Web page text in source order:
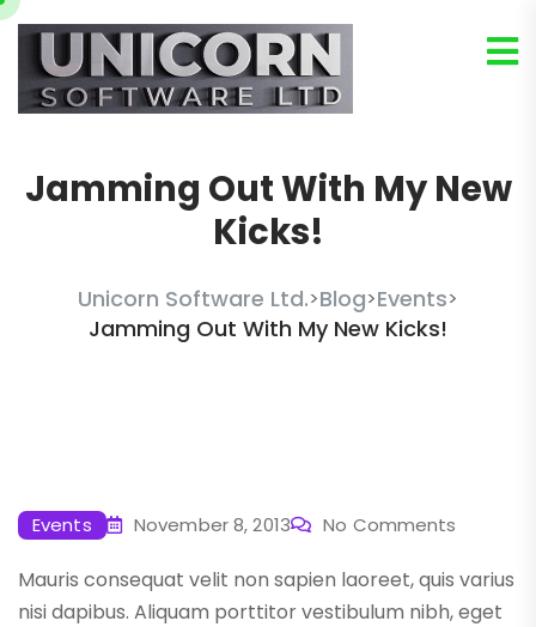
Jamming Out With My New
Kicks!
Unicorn Software Ltd.>Blog>Events>
Jamming Out With My New Kicks!
Events November 8, 2013 No Comments
Mauris consequat velit non sapien laoreet, quis varius
nisi dapibus. Aliquam porttitor vestibulum nibh, eget